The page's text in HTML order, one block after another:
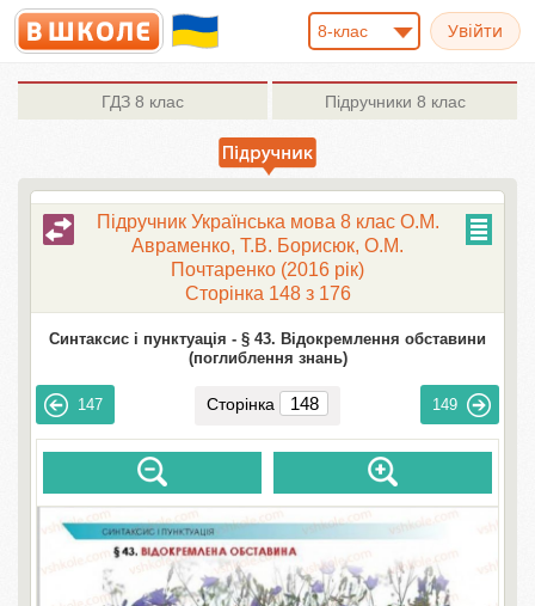
8-клас
ГДЗ 8 клас Підручники 8 клас
Підручник Українська мова 8 клас О.М.
Авраменко, Т.В. Борисюк, О.М.
Почтаренко (2016 рік)
Сторінка 148 з 176
Синтаксис і пунктуація - § 43. Відокремлення обставини
(поглиблення знань)
147 Сторінка 149